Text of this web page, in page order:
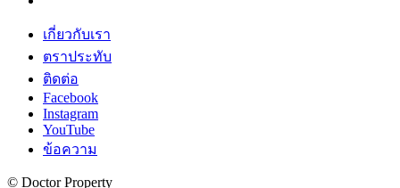
เกี่ยวกับเรา
ตราประทับ
ติดต่อ
Facebook
Instagram
YouTube
ข้อความ
© Doctor Property